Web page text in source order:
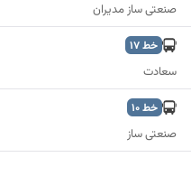
صنعتی ساز مدیران
خط17
سعادت
خط10
صنعتی ساز